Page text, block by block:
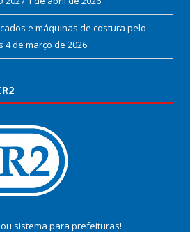
e máquinas de costura pelo
4 de março de 2026
ou sistema para prefeituras!